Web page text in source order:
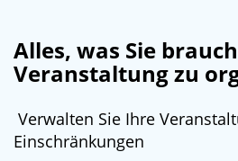
Alles, was Sie
Veranstaltung zu
Verwalten Sie Ihre
Einschränkungen